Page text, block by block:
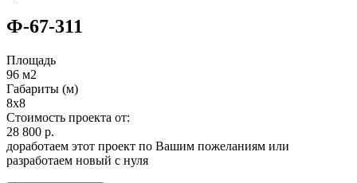
Ф-67-311
Площадь
96 м2
Габариты (м)
8x8
Стоимость проекта от:
28 800 р.
доработаем этот проект по Вашим пожеланиям или
разработаем новый с нуля